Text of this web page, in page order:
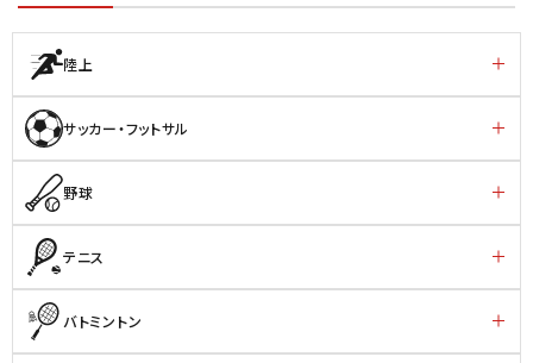
陸上
サッカー・フットサル
野球
テニス
バトミントン